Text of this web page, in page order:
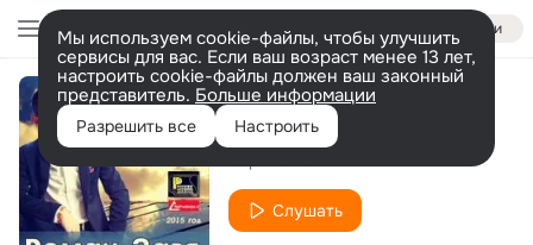
Войти
Мы используем cookie-файлы, чтобы улучшить
сервисы для вас. Если ваш возраст менее 13 лет,
настроить cookie-файлы должен ваш законный
представитель. Больше информации
Разрешить все Настроить
Верба
Слушать